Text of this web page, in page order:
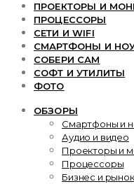
ПРОЕКТОРЫ И
ПРОЦЕССОРЫ
СЕТИ И WIFI
СМАРТФОНЫ И
СОБЕРИ САМ
СОФТ И УТИЛИТЫ
ФОТО
ОБЗОРЫ
Смартфоны и
Аудио и видео
Проекторы и
Процессоры
Бизнес и рынок